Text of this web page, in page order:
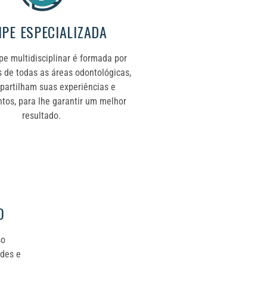
ESPECIALIZADA
multidisciplinar é formada por
de todas as áreas odontológicas,
suas experiências e
para lhe garantir um melhor
resultado.
e